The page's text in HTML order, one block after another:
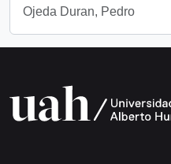
Ojeda Duran, Pedro